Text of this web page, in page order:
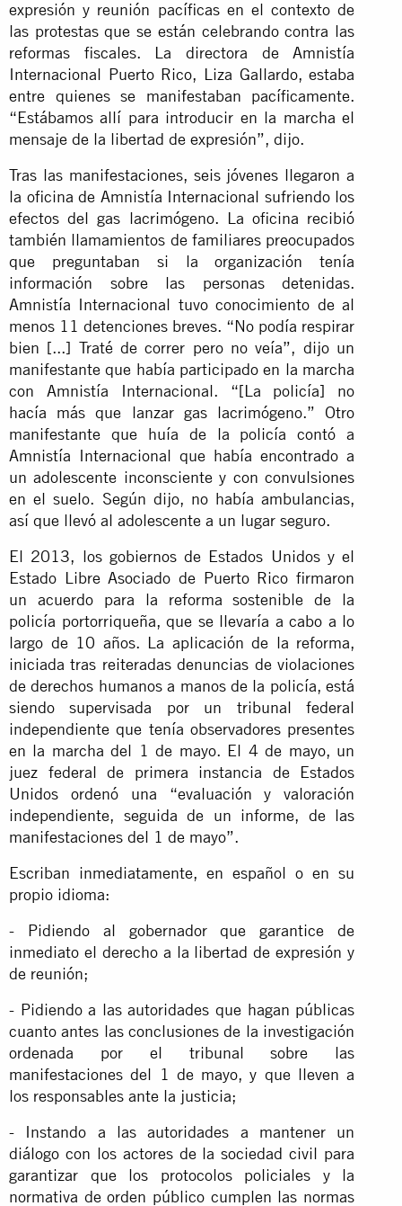
expresión y reunión pacíficas en el contexto de
las protestas que se están celebrando contra las
reformas fiscales. La directora de Amnistía
Internacional Puerto Rico, Liza Gallardo, estaba
entre quienes se manifestaban pacíficamente.
“Estábamos allí para introducir en la marcha el
mensaje de la libertad de expresión”, dijo.
Tras las manifestaciones, seis jóvenes llegaron a
la oficina de Amnistía Internacional sufriendo los
efectos del gas lacrimógeno. La oficina recibió
también llamamientos de familiares preocupados
que preguntaban si la organización tenía
información sobre las personas detenidas.
Amnistía Internacional tuvo conocimiento de al
menos 11 detenciones breves. “No podía respirar
bien [...] Traté de correr pero no veía”, dijo un
manifestante que había participado en la marcha
con Amnistía Internacional. “[La policía] no
hacía más que lanzar gas lacrimógeno.” Otro
manifestante que huía de la policía contó a
Amnistía Internacional que había encontrado a
un adolescente inconsciente y con convulsiones
en el suelo. Según dijo, no había ambulancias,
así que llevó al adolescente a un lugar seguro.
El 2013, los gobiernos de Estados Unidos y el
Estado Libre Asociado de Puerto Rico firmaron
un acuerdo para la reforma sostenible de la
policía portorriqueña, que se llevaría a cabo a lo
largo de 10 años. La aplicación de la reforma,
iniciada tras reiteradas denuncias de violaciones
de derechos humanos a manos de la policía, está
siendo supervisada por un tribunal federal
independiente que tenía observadores presentes
en la marcha del 1 de mayo. El 4 de mayo, un
juez federal de primera instancia de Estados
Unidos ordenó una “evaluación y valoración
independiente, seguida de un informe, de las
manifestaciones del 1 de mayo”.
Escriban inmediatamente, en español o en su
propio idioma:
- Pidiendo al gobernador que garantice de
inmediato el derecho a la libertad de expresión y
de reunión;
- Pidiendo a las autoridades que hagan públicas
cuanto antes las conclusiones de la investigación
ordenada por el tribunal sobre las
manifestaciones del 1 de mayo, y que lleven a
los responsables ante la justicia;
- Instando a las autoridades a mantener un
diálogo con los actores de la sociedad civil para
garantizar que los protocolos policiales y la
normativa de orden público cumplen las normas